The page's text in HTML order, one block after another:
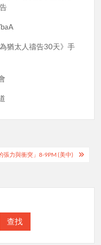
猶太人禱告30天》手
張力與衝突」8-9PM (美中)
查找